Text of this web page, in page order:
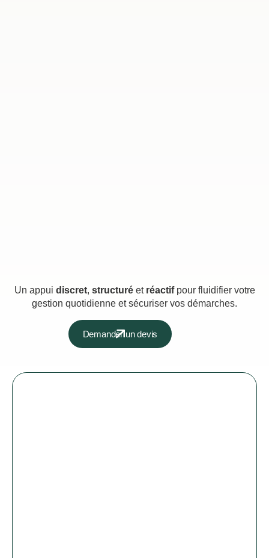
Un appui discret, structuréet réactifpour fluidifier votre
gestion quotidienne et sécuriser vos démarches.
Demander un devis